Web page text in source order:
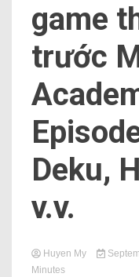
game
trước
Deku,
v.v.
Huyen My
Minutes